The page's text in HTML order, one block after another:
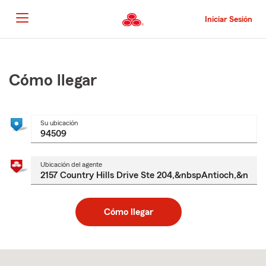
al
contenido
principal
Iniciar Sesión
principal
Cómo llegar
Su ubicación
Ubicación del agente
Cómo llegar
to